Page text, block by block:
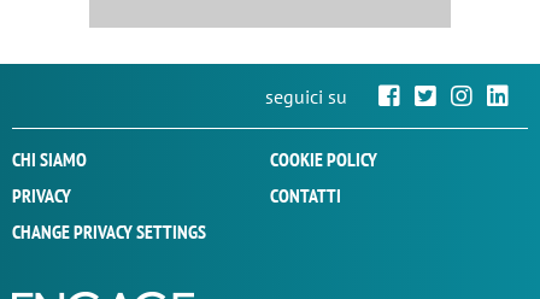
seguici su
CHI SIAMO
COOKIE POLICY
PRIVACY
CONTATTI
CHANGE PRIVACY SETTINGS